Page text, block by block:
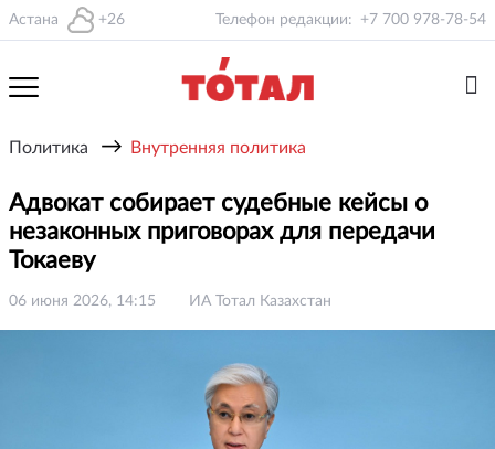
Астана +26 Телефон редакции: +7 700 978-78-54
Политика → Внутренняя политика
Адвокат собирает судебные кейсы о
незаконных приговорах для передачи
Токаеву
06 июня 2026, 14:15 ИА Тотал Казахстан